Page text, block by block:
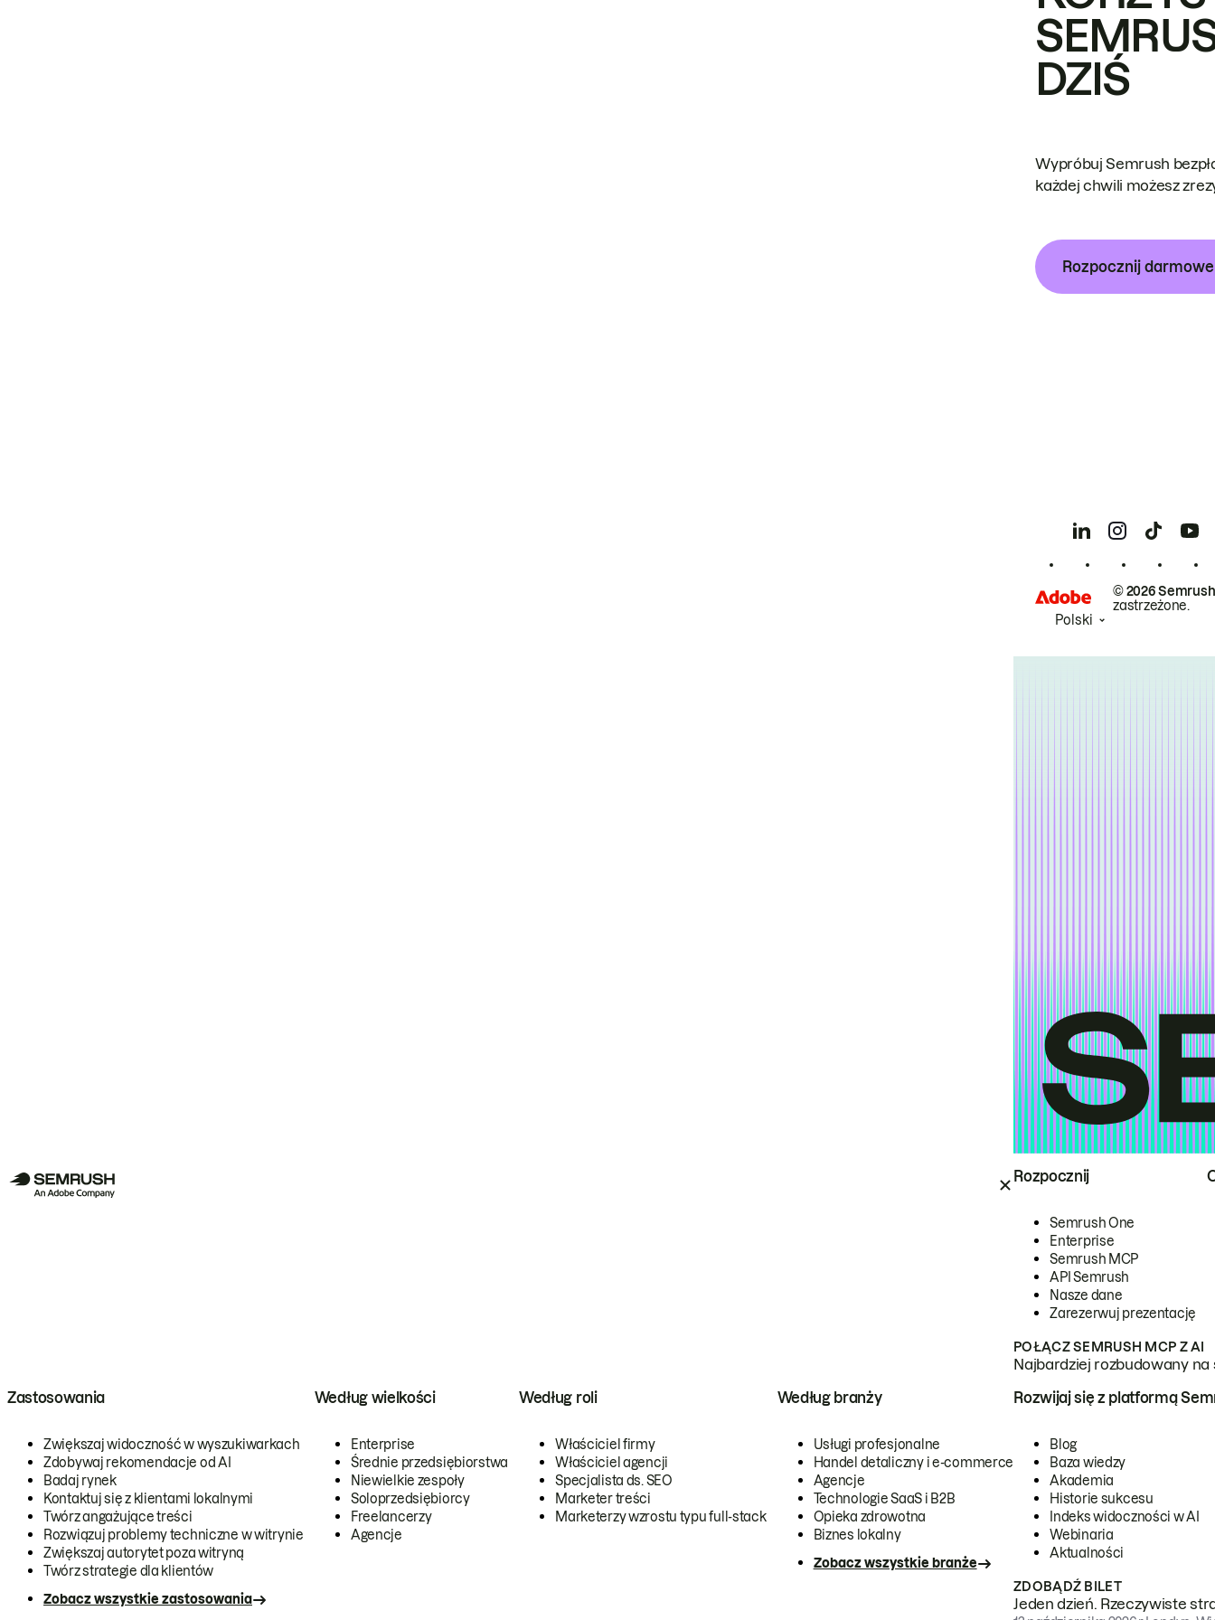
Rozpocznij
Semrush One
Enterprise
Semrush MCP
API Semrush
Nasze dane
Zarezerwuj prezentację
POŁĄCZ SEMRUSH MCP Z AI
Najbardziej rozbudowany
Zastosowania
Zwiększaj widoczność w wyszukiwarkach
Zdobywaj rekomendacje od AI
Badaj rynek
Kontaktuj się z klientami lokalnymi
Twórz angażujące treści
Rozwiązuj problemy techniczne w witrynie
Zwiększaj autorytet poza witryną
Twórz strategie dla klientów
Zobacz wszystkie zastosowania
Według wielkości
Enterprise
Średnie przedsiębiorstwa
Niewielkie zespoły
Soloprzedsiębiorcy
Freelancerzy
Agencje
Według roli
Właściciel firmy
Właściciel agencji
Specjalista ds. SEO
Marketer treści
Marketerzy wzrostu typu full-stack
Według branży
Usługi profesjonalne
Handel detaliczny i e-commerce
Agencje
Technologie SaaS i B2B
Opieka zdrowotna
Biznes lokalny
Zobacz wszystkie branże
Rozwijaj się z platformą
Blog
Baza wiedzy
Akademia
Historie sukcesu
Indeks widoczności w AI
Webinaria
Aktualności
ZDOBĄDŹ BILET
Jeden dzień. Rzeczywiste
DZIŚ
Wypróbuj Semrush
każdej chwili możesz
Rozpocznij
© 2026
zastrzeżone.
Polski